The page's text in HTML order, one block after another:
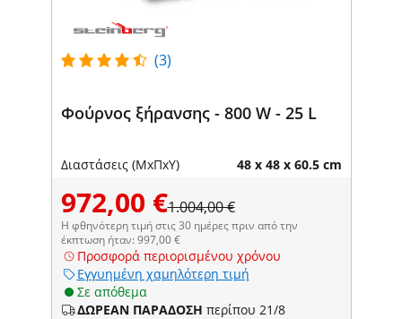
(3)
Φούρνος ξήρανσης - 800 W - 25 L
Διαστάσεις (ΜxΠxΥ) 48 x 48 x 60.5 cm
972,00 €1.004,00 €
Η φθηνότερη τιμή στις 30 ημέρες πριν από την
έκπτωση ήταν: 997,00 €
Προσφορά περιορισμένου χρόνου
Εγγυημένη χαμηλότερη τιμή
Σε απόθεμα
ΔΩΡΕΑΝ ΠΑΡΑΔΟΣΗ περίπου 21/8